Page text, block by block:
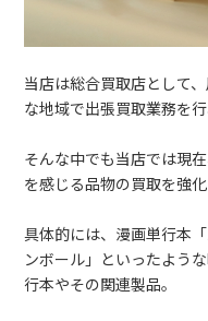
当店は総合買取店として
な地域で出張買取業務を
そんな中でも当店では現
を感じる品物の買取を強化
具体的には、漫画単行本
ンボール」といったよう
行本やその関連製品。